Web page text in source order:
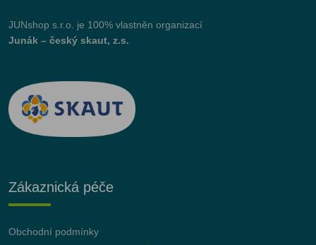
JUNshop s.r.o.
je 100% vlastněn organizací
Junák – český skaut, z.s.
Zákaznická péče
Obchodní podmínky